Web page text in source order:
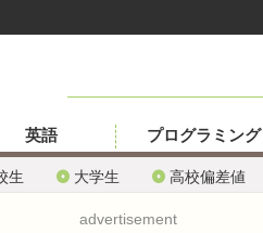
生 大学生 高校偏差値
英語 プログラミング
advertisement